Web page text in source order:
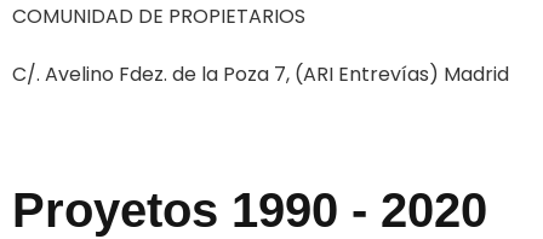
COMUNIDAD DE PROPIETARIOS
C/. Avelino Fdez. de la Poza 7, (ARI Entrevías) Madrid
Proyetos 1990 - 2020